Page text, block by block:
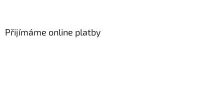
Přijímáme online platby